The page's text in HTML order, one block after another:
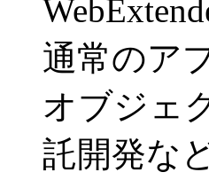
通常のア
オブジェ
託開発な